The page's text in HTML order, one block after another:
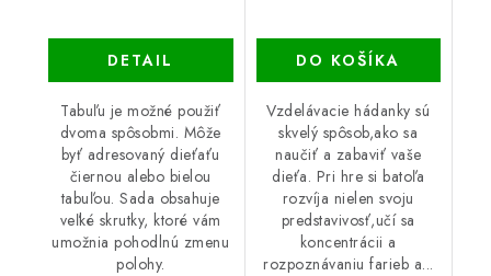
DETAIL
Tabuľu je možné použiť
dvoma spôsobmi. Môže
byť adresovaný dieťaťu
čiernou alebo bielou
tabuľou. Sada obsahuje
veľké skrutky, ktoré vám
umožnia pohodlnú zmenu
polohy.
DO KOŠÍKA
Vzdelávacie hádanky sú
skvelý spôsob,ako sa
naučiť a zabaviť vaše
dieťa. Pri hre si batoľa
rozvíja nielen svoju
predstavivosť,učí sa
koncentrácii a
rozpoznávaniu farieb a...